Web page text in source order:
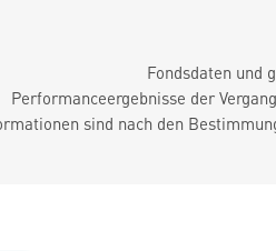
Fondsdaten und
Performanceergebnisse der
sind nach den